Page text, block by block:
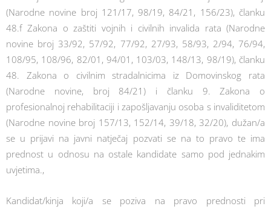
(Narodne novine broj 121/17, 98/19, 84/21, 156/23), članku
48.f Zakona o zaštiti vojnih i civilnih invalida rata (Narodne
novine broj 33/92, 57/92, 77/92, 27/93, 58/93, 2/94, 76/94,
108/95, 108/96, 82/01, 94/01, 103/03, 148/13, 98/19), članku
48. Zakona o civilnim stradalnicima iz Domovinskog rata
(Narodne novine, broj 84/21) i članku 9. Zakona o
profesionalnoj rehabilitaciji i zapošljavanju osoba s invaliditetom
(Narodne novine broj 157/13, 152/14, 39/18, 32/20), dužan/a
se u prijavi na javni natječaj pozvati se na to pravo te ima
prednost u odnosu na ostale kandidate samo pod jednakim
uvjetima.,
Kandidat/kinja koji/a se poziva na pravo prednosti pri